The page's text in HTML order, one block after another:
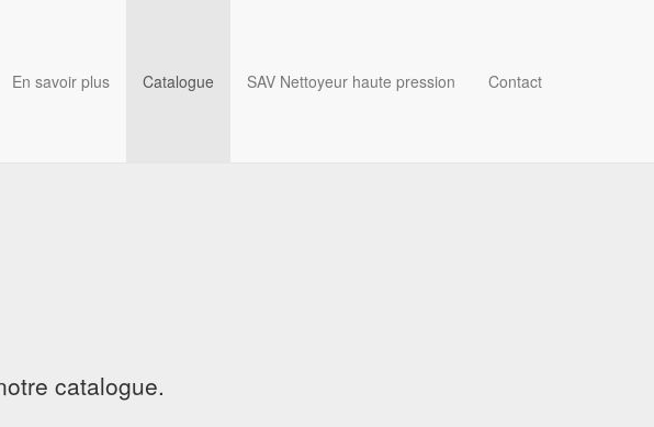
En savoir plus Catalogue SAV Nettoyeur haute pression Contact
catalogue.